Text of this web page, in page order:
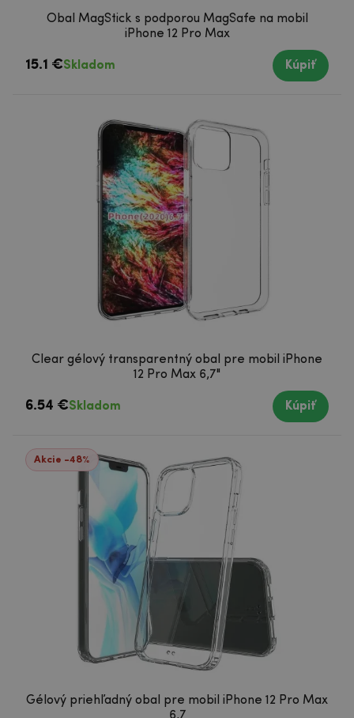
Obal MagStick s podporou MagSafe na mobil
iPhone 12 Pro Max
15.1 €Skladom Kúpiť
Clear gélový transparentný obal pre mobil iPhone
12 Pro Max 6,7"
6.54 €Skladom Kúpiť
Akcie -48%
Gélový priehľadný obal pre mobil iPhone 12 Pro Max